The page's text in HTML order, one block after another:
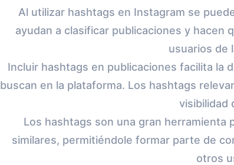
Al utilizar hashtags en Instagram se
ayudan a clasificar publicaciones y hacen
usuarios de
Incluir hashtags en publicaciones facilita la
buscan en la plataforma. Los hashtags
visibilidad
Los hashtags son una gran
similares, permitiéndole formar parte de
otros